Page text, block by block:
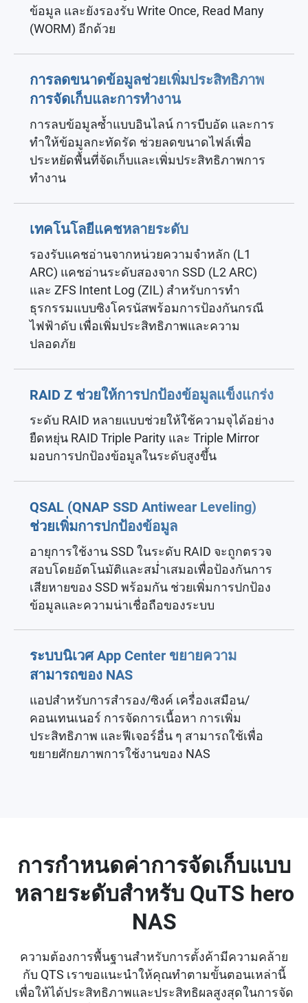
ข้อมูล และยังรองรับ Write Once, Read Many
(WORM) อีกด้วย
การลดขนาดข้อมูลช่วยเพิ่มประสิทธิภาพ
การจัดเก็บและการทำงาน
การลบข้อมูลซ้ำแบบอินไลน์ การบีบอัด และการ
ทำให้ข้อมูลกะทัดรัด ช่วยลดขนาดไฟล์เพื่อ
ประหยัดพื้นที่จัดเก็บและเพิ่มประสิทธิภาพการ
ทำงาน
เทคโนโลยีแคชหลายระดับ
รองรับแคชอ่านจากหน่วยความจำหลัก (L1
ARC) แคชอ่านระดับสองจาก SSD (L2 ARC)
และ ZFS Intent Log (ZIL) สำหรับการทำ
ธุรกรรมแบบซิงโครนัสพร้อมการป้องกันกรณี
ไฟฟ้าดับ เพื่อเพิ่มประสิทธิภาพและความ
ปลอดภัย
RAID Z ช่วยให้การปกป้องข้อมูลแข็งแกร่ง
ระดับ RAID หลายแบบช่วยให้ใช้ความจุได้อย่าง
ยืดหยุ่น RAID Triple Parity และ Triple Mirror
มอบการปกป้องข้อมูลในระดับสูงขึ้น
QSAL (QNAP SSD Antiwear Leveling)
ช่วยเพิ่มการปกป้องข้อมูล
อายุการใช้งาน SSD ในระดับ RAID จะถูกตรวจ
สอบโดยอัตโนมัติและสม่ำเสมอเพื่อป้องกันการ
เสียหายของ SSD พร้อมกัน ช่วยเพิ่มการปกป้อง
ข้อมูลและความน่าเชื่อถือของระบบ
ระบบนิเวศ App Center ขยายความ
สามารถของ NAS
แอปสำหรับการสำรอง/ซิงค์ เครื่องเสมือน/
คอนเทนเนอร์ การจัดการเนื้อหา การเพิ่ม
ประสิทธิภาพ และฟีเจอร์อื่น ๆ สามารถใช้เพื่อ
ขยายศักยภาพการใช้งานของ NAS
การกำหนดค่าการจัดเก็บแบบ
หลายระดับสำหรับ QuTS hero
NAS
ความต้องการพื้นฐานสำหรับการตั้งค้ามีความคล้าย
กับ QTS เราขอแนะนำให้คุณทำตามขั้นตอนเหล่านี้
เพื่อให้ได้ประสิทธิภาพและประสิทธิผลสูงสุดในการจัด